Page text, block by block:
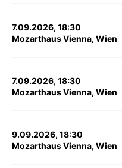
7.09.2026, 18:30
Mozarthaus Vienna, Wien
7.09.2026, 18:30
Mozarthaus Vienna, Wien
9.09.2026, 18:30
Mozarthaus Vienna, Wien